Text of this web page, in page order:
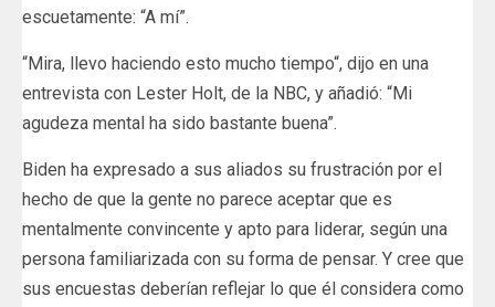
escuetamente: “A mí”.
“Mira, llevo haciendo esto mucho tiempo“, dijo en una
entrevista con Lester Holt, de la NBC, y añadió: “Mi
agudeza mental ha sido bastante buena”.
Biden ha expresado a sus aliados su frustración por el
hecho de que la gente no parece aceptar que es
mentalmente convincente y apto para liderar, según una
persona familiarizada con su forma de pensar. Y cree que
sus encuestas deberían reflejar lo que él considera como